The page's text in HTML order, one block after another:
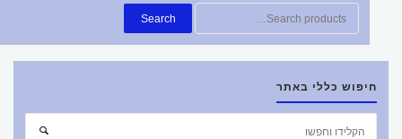
חפש
את:
Search
חיפוש כללי באתר
חיפוש